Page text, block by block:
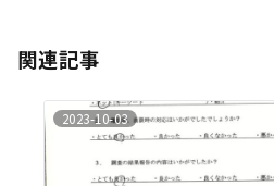
ン
関連記事
2023-10-03